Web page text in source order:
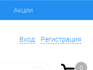
Акции
Вход Регистрация
0